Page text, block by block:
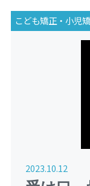
こども矯正・小児
2023.10.12